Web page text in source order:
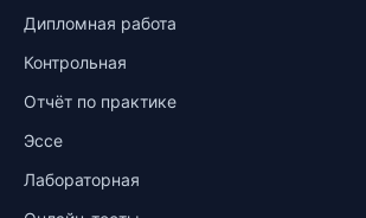
Дипломная работа
Контрольная
Отчёт по практике
Эссе
Лабораторная